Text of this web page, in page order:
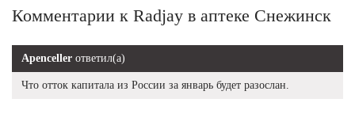
Комментарии к Radjay в аптеке Снежинск
Apenceller ответил(а)
Что отток капитала из России за январь будет разослан.